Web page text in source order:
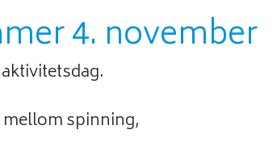
4. november
mellom spinning,